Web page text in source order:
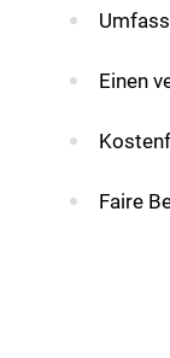
Einen
Faire